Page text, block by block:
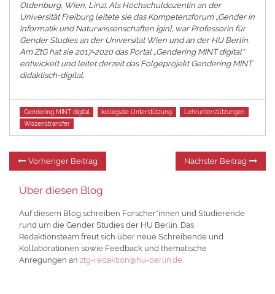
Oldenburg, Wien, Linz). Als Hochschuldozentin an der
Universität Freiburg leitete sie das Kompetenzforum „Gender in
Informatik und Naturwissenschaften [gin], war Professorin für
Gender Studies an der Universität Wien und an der HU Berlin.
Am ZtG hat sie 2017-2020 das Portal „Gendering MINT digital“
entwickelt und leitet derzeit das Folgeprojekt Gendering MINT
didaktisch-digital.
Tags
Gendering MINT digital kollegiale Unterstützung
Lehrunterstützungen
Wissenstransfer
Beitragsnavigation
Vorheriger Beitrag
Beitrag:
Nächster Beitrag
Über diesen Blog
Auf diesem Blog schreiben Forscher*innen und Studierende
rund um die Gender Studies der HU Berlin. Das
Redaktionsteam freut sich über neue Schreibende und
Kollaborationen sowie Feedback und thematische
Anregungen anztg-redaktion@hu-berlin.de.